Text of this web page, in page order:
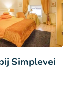
Simplevei